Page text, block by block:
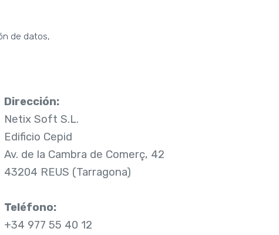
de datos,
Dirección:
Netix Soft S.L.
Edificio Cepid
Av. de la Cambra de Comerç, 42
43204 REUS (Tarragona)
Teléfono:
+34 977 55 40 12